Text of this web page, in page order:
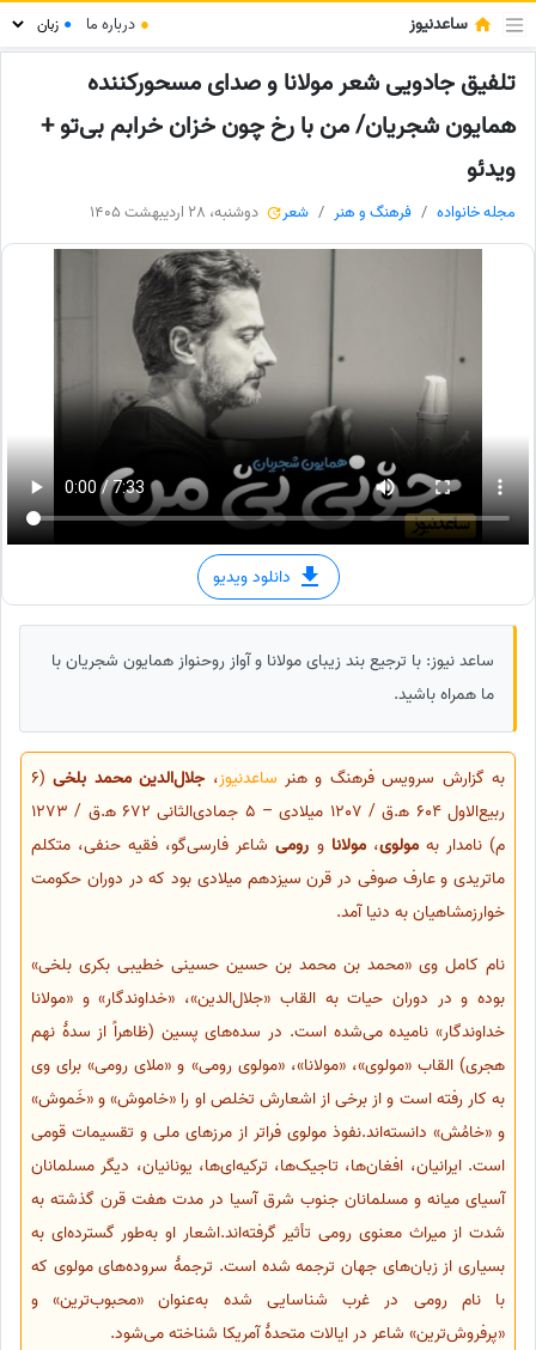
ساعدنیوز ● درباره ما ●
تلفیق جادویی شعر مولانا و صدای مسحورکننده
همایون شجریان/ من با رخ چون خزان خرابم بی‌تو +
ویدئو
مجله خانواده فرهنگ و هنر شعر دوشنبه، 28 اردیبهشت 1405
دانلود ویدیو
ساعد نیوز: با ترجیع بند زیبای مولانا و آواز روحنواز همایون شجریان با
ما همراه باشید.
به گزارش سرویس فرهنگ و هنر ساعدنیوز،جلال‌الدین محمد بلخی (6
ربیع‌الاول 604 ه‍.ق / 1207 میلادی – 5 جمادی‌الثانی 672 ه‍.ق / 1273
م) نامدار بهمولوی،مولانا و رومیشاعر فارسی‌گو، فقیه حنفی، متکلم
ماتریدی و عارف صوفی در قرن سیزدهم میلادی بود که در دوران حکومت
خوارزمشاهیان به دنیا آمد.
نام کامل وی «محمد بن محمد بن حسین حسینی خطیبی بکری بلخی»
بوده و در دوران حیات به القاب «جلال‌الدین»، «خداوندگار» و «مولانا
خداوندگار» نامیده می‌شده است. در سده‌های پسین (ظاهراً از سدهٔ نهم
هجری) القاب «مولوی»، «مولانا»، «مولوی رومی» و «ملای رومی» برای وی
به کار رفته است و از برخی از اشعارش تخلص او را «خاموش» و «خَموش»
و «خامُش» دانسته‌اند.نفوذ مولوی فراتر از مرزهای ملی و تقسیمات قومی
است. ایرانیان، افغان‌ها، تاجیک‌ها، ترکیه‌ای‌ها، یونانیان، دیگر مسلمانان
آسیای میانه و مسلمانان جنوب شرق آسیا در مدت هفت قرن گذشته به
شدت از میراث معنوی رومی تأثیر گرفته‌اند.اشعار او به‌طور گسترده‌ای به
بسیاری از زبان‌های جهان ترجمه شده است. ترجمهٔ سروده‌های مولوی که
با نام رومی در غرب شناسایی شده به‌عنوان «محبوب‌ترین» و
«پرفروش‌ترین» شاعر در ایالات متحدهٔ آمریکا شناخته می‌شود.